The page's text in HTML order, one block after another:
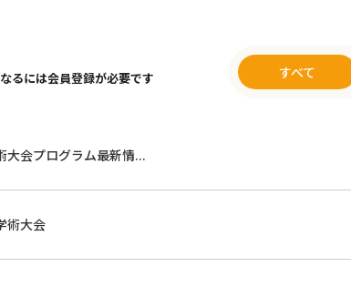
るには会員登録が必要です すべて
大会プログラム最新情...
術大会